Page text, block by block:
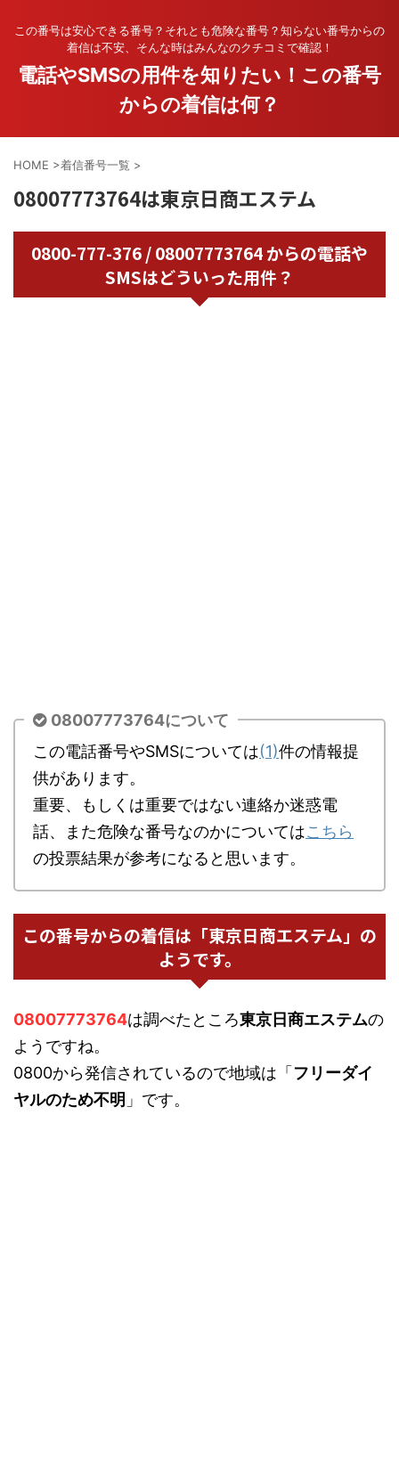
この番号は安心できる番号？それとも危険な番号？知らない番号からの
着信は不安、そんな時はみんなのクチコミで確認！
電話やSMSの用件を知りたい！この番号
からの着信は何？
HOME >着信番号一覧 >
08007773764は東京日商エステム
0800-777-376 / 08007773764 からの電話や
SMSはどういった用件？
08007773764について
この電話番号やSMSについては(1)件の情報提
供があります。
重要、もしくは重要ではない連絡か迷惑電
話、また危険な番号なのかについてはこちら
の投票結果が参考になると思います。
この番号からの着信は「東京日商エステム」の
ようです。
08007773764は調べたところ東京日商エステムの
ようですね。
0800から発信されているので地域は「 フリーダイ
ヤルのため不明 」です。